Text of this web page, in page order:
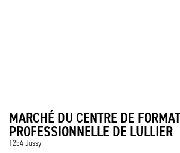
MARCHÉ DU CENTRE DE
PROFESSIONNELLE DE LULLIER
1254 Jussy